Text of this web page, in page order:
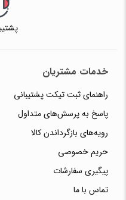
خدمات مشتریان
راهنمای ثبت تیکت پشتیبانی
پاسخ به پرسش‌های متداول
رویه‌های بازگرداندن کالا
حریم خصوصی
پیگیری سفارشات
تماس با ما